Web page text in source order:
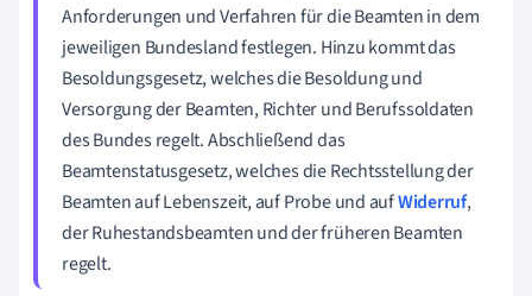
Anforderungen und Verfahren für die Beamten in dem
jeweiligen Bundesland festlegen. Hinzu kommt das
Besoldungsgesetz, welches die Besoldung und
Versorgung der Beamten, Richter und Berufssoldaten
des Bundes regelt. Abschließend das
Beamtenstatusgesetz, welches die Rechtsstellung der
Beamten auf Lebenszeit, auf Probe und aufWiderruf,
der Ruhestandsbeamten und der früheren Beamten
regelt.